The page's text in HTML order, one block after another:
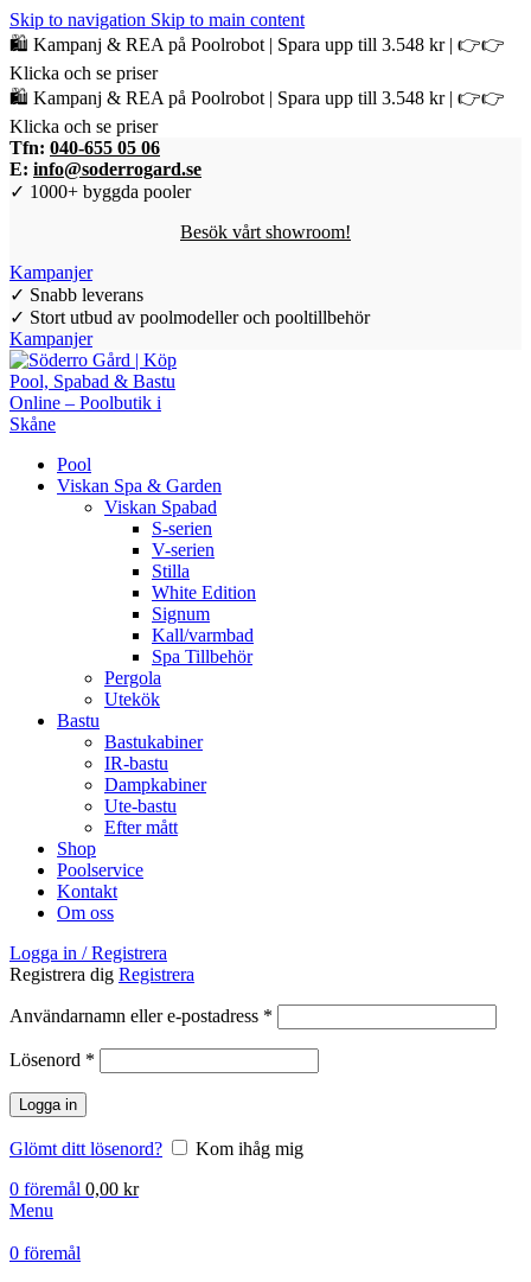
Skip to navigation Skip to main content
🛍️ Kampanj & REA på Poolrobot | Spara upp till 3.548 kr | 👉👉
Klicka och se priser
🛍️ Kampanj & REA på Poolrobot | Spara upp till 3.548 kr | 👉👉
Klicka och se priser
Tfn: 040-655 05 06
E: info@soderrogard.se
✓ 1000+ byggda pooler
Besök vårt showroom!
Kampanjer
✓ Snabb leverans
✓ Stort utbud av poolmodeller och pooltillbehör
Kampanjer
Pool
Viskan Spa & Garden
Viskan Spabad
S-serien
V-serien
Stilla
White Edition
Signum
Kall/varmbad
Spa Tillbehör
Pergola
Utekök
Bastu
Bastukabiner
IR-bastu
Dampkabiner
Ute-bastu
Efter mått
Shop
Poolservice
Kontakt
Om oss
Logga in / Registrera
Registrera dig Registrera
Användarnamn eller e-postadress *
Lösenord *
Logga in
Glömt ditt lösenord?
Kom ihåg mig
0 föremål 0,00 kr
Menu
0 föremål